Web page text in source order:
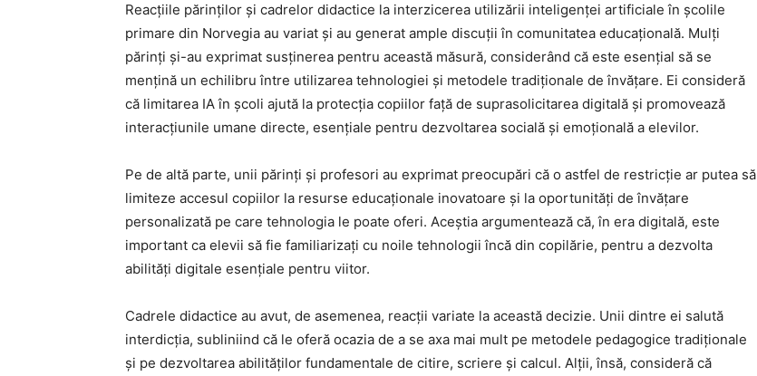
Reacțiile părinților și cadrelor didactice la interzicerea utilizării inteligenței artificiale în școlile
primare din Norvegia au variat și au generat ample discuții în comunitatea educațională. Mulți
părinți și-au exprimat susținerea pentru această măsură, considerând că este esențial să se
mențină un echilibru între utilizarea tehnologiei și metodele tradiționale de învățare. Ei consideră
că limitarea IA în școli ajută la protecția copiilor față de suprasolicitarea digitală și promovează
interacțiunile umane directe, esențiale pentru dezvoltarea socială și emoțională a elevilor.
Pe de altă parte, unii părinți și profesori au exprimat preocupări că o astfel de restricție ar putea să
limiteze accesul copiilor la resurse educaționale inovatoare și la oportunități de învățare
personalizată pe care tehnologia le poate oferi. Aceștia argumentează că, în era digitală, este
important ca elevii să fie familiarizați cu noile tehnologii încă din copilărie, pentru a dezvolta
abilități digitale esențiale pentru viitor.
Cadrele didactice au avut, de asemenea, reacții variate la această decizie. Unii dintre ei salută
interdicția, subliniind că le oferă ocazia de a se axa mai mult pe metodele pedagogice tradiționale
și pe dezvoltarea abilităților fundamentale de citire, scriere și calcul. Alții, însă, consideră că